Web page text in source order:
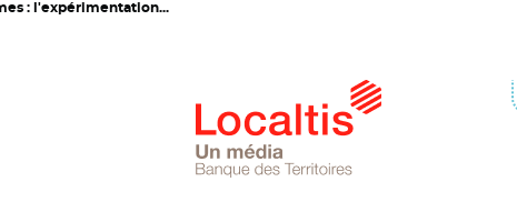
: l'expérimentation...